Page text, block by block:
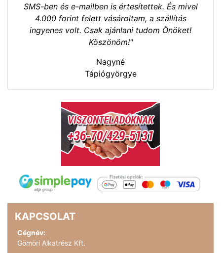
SMS-ben és e-mailben is értesítettek. És mivel
4.000 forint felett vásároltam, a szállítás
ingyenes volt. Csak ajánlani tudom Önöket!
Köszönöm!"
Nagyné
Tápiógyörgye
KAPCSOLAT
Cégnév:
Gömöri Alkatrész Kft.